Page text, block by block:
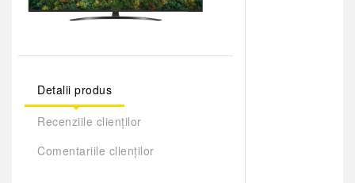
Detalii produs
Recenziile clienților
Comentariile clienților